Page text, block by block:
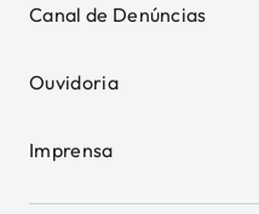
Canal de Denúncias
Ouvidoria
Imprensa